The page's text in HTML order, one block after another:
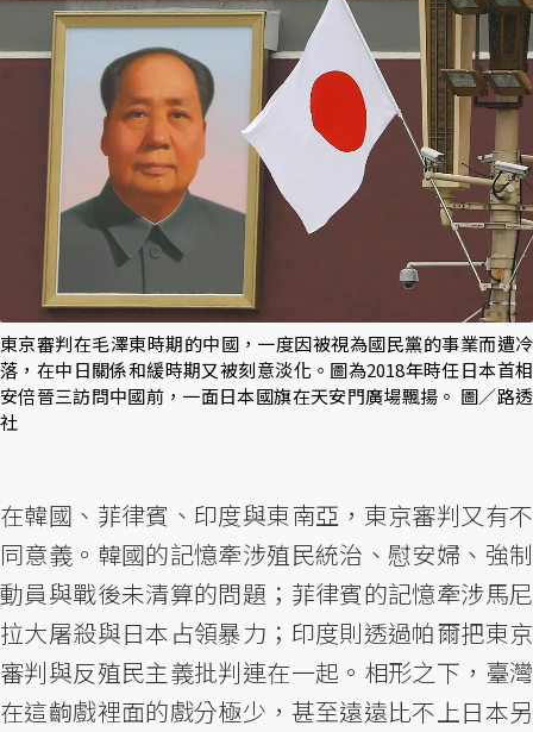
東京審判在毛澤東時期的中國，一度因被視為國民黨的事業而遭冷
落，在中日關係和緩時期又被刻意淡化。圖為2018年時任日本首相
安倍晉三訪問中國前，一面日本國旗在天安門廣場飄揚。 圖／路透
社
在韓國、菲律賓、印度與東南亞，東京審判又有不
同意義。韓國的記憶牽涉殖民統治、慰安婦、強制
動員與戰後未清算的問題；菲律賓的記憶牽涉馬尼
拉大屠殺與日本占領暴力；印度則透過帕爾把東京
審判與反殖民主義批判連在一起。相形之下，臺灣
在這齣戲裡面的戲分極少，甚至遠遠比不上日本另